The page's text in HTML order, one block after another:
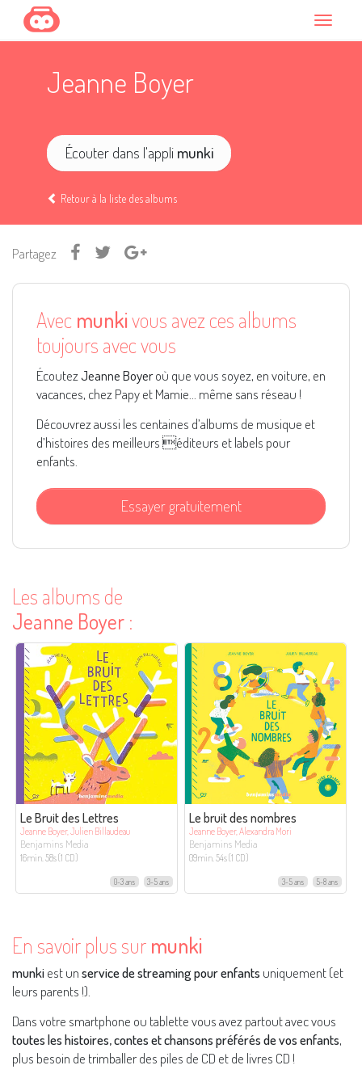
Jeanne Boyer
Écouter dans l'appli munki
Retour à la liste des albums
Partagez
Avec munkivous avez ces albums
toujours avec vous
Écoutez Jeanne Boyeroù que vous soyez, en voiture, en
vacances, chez Papy et Mamie... même sans réseau !
Découvrez aussi les centaines d’albums de musique et
d’histoires des meilleurs éditeurs et labels pour
enfants.
Essayer gratuitement
Les albums de
Jeanne Boyer :
Le Bruit des Lettres
Jeanne Boyer, Julien Billaudeau
Benjamins Media
16min. 58s (1 CD)
0-3 ans 3-5 ans
Le bruit des nombres
Jeanne Boyer, Alexandra Mori
Benjamins Media
09min. 54s (1 CD)
3-5 ans 5-8 ans
En savoir plus sur munki
munkiest unservice de streaming pour enfants uniquement (et
leurs parents !).
Dans votre smartphone ou tablette vous avez partout avec vous
toutes les histoires, contes et chansons préférés de vos enfants,
plus besoin de trimballer des piles de CD et de livres CD !